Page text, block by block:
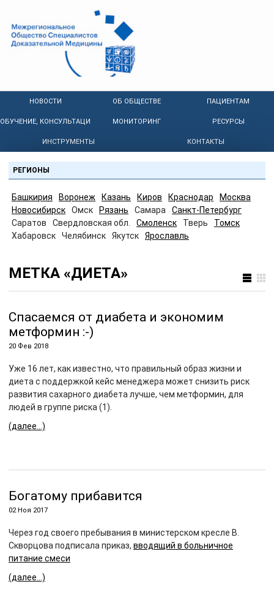
НОВОСТИ ОБ ОБЩЕСТВЕ ПАЦИЕНТАМ
ОБУЧЕНИЕ, КОНСУЛЬТАЦИИ МОНИТОРИНГ РЕСУРСЫ
ИНСТРУМЕНТЫ КОНТАКТЫ
РЕГИОНЫ
Башкирия Воронеж Казань Киров Краснодар
Москва
Новосибирск
Омск Рязань Самара
Санкт-Петербург
Саратов
Свердловская обл. Смоленск Тверь
Томск
Хабаровск
Челябинск Якутск Ярославль
МЕТКА «ДИЕТА»
Спасаемся от диабета и экономим
метформин :-)
20 Фев 2018
Уже 16 лет, как известно, что правильный образ жизни и
диета с поддержкой кейс менеджера может снизить риск
развития сахарного диабета лучше, чем метформин, для
людей в группе риска (1).
(далее…)
Богатому прибавится
02 Ноя 2017
Через год своего пребывания в министерском кресле В.
Скворцова подписала приказ, вводящий в больничное
питание смеси
(далее…)